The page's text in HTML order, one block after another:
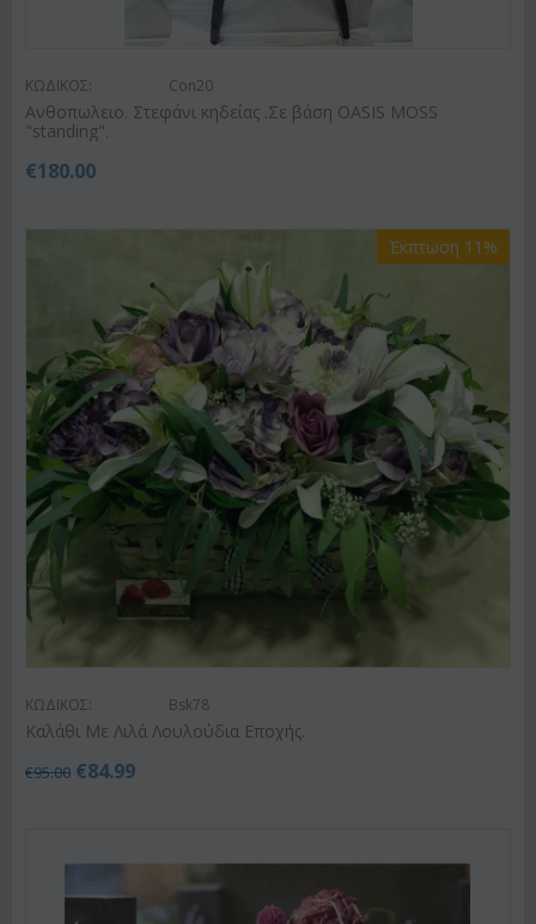
ΚΩΔΙΚΟΣ: Con20
Ανθοπωλειο. Στεφάνι κηδείας .Σε βάση OASIS MOSS
"standing".
€180.00
Έκπτωση 11%
ΚΩΔΙΚΟΣ: Bsk78
Καλάθι Με Λιλά Λουλούδια Εποχής.
€95.00 €84.99